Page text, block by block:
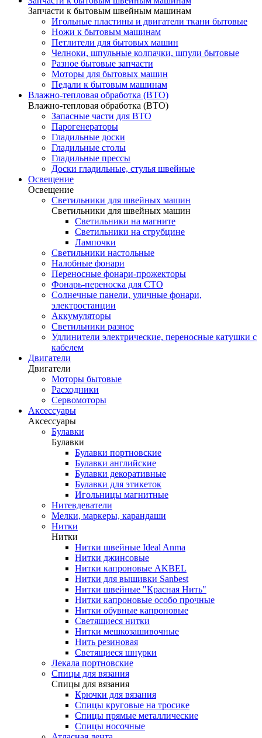
Запчасти к бытовым швейным машинам
Игольные пластины и двигатели ткани бытовые
Ножи к бытовым машинам
Петлители для бытовых машин
Челноки, шпульные колпачки, шпули бытовые
Разное бытовые запчасти
Моторы для бытовых машин
Педали к бытовым машинам
Влажно-тепловая обработка (ВТО)
Влажно-тепловая обработка (ВТО)
Запасные части для ВТО
Парогенераторы
Гладильные доски
Гладильные столы
Гладильные прессы
Доски гладильные, стулья швейные
Освещение
Освещение
Светильники для швейных машин
Светильники для швейных машин
Светильники на магните
Светильники на струбцине
Лампочки
Светильники настольные
Налобные фонари
Переносные фонари-прожекторы
Фонарь-переноска для СТО
Солнечные панели, уличные фонари,
электростанции
Аккумуляторы
Светильники разное
Удлинители электрические, переносные катушки с
кабелем
Двигатели
Двигатели
Моторы бытовые
Расходники
Сервомоторы
Аксессуары
Аксессуары
Булавки
Булавки
Булавки портновские
Булавки английские
Булавки декоративные
Булавки для этикеток
Игольницы магнитные
Нитевдеватели
Мелки, маркеры, карандаши
Нитки
Нитки
Нитки швейные Ideal Anma
Нитки джинсовые
Нитки капроновые AKBEL
Нитки для вышивки Sanbest
Нитки швейные "Красная Нить"
Нитки капроновые особо прочные
Нитки обувные капроновые
Светящиеся нитки
Нитки мешкозашивочные
Нить резиновая
Светящиеся шнурки
Лекала портновские
Спицы для вязания
Спицы для вязания
Крючки для вязания
Спицы круговые на тросике
Спицы прямые металлические
Спицы носочные